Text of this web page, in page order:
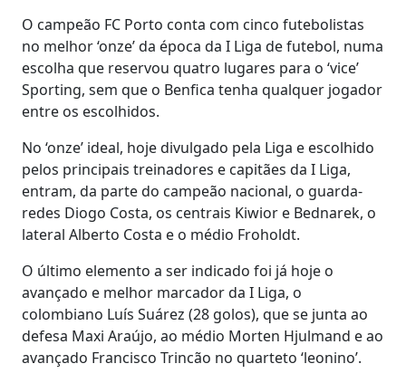
O campeão FC Porto conta com cinco futebolistas
no melhor ‘onze’ da época da I Liga de futebol, numa
escolha que reservou quatro lugares para o ‘vice’
Sporting, sem que o Benfica tenha qualquer jogador
entre os escolhidos.
No ‘onze’ ideal, hoje divulgado pela Liga e escolhido
pelos principais treinadores e capitães da I Liga,
entram, da parte do campeão nacional, o guarda-
redes Diogo Costa, os centrais Kiwior e Bednarek, o
lateral Alberto Costa e o médio Froholdt.
O último elemento a ser indicado foi já hoje o
avançado e melhor marcador da I Liga, o
colombiano Luís Suárez (28 golos), que se junta ao
defesa Maxi Araújo, ao médio Morten Hjulmand e ao
avançado Francisco Trincão no quarteto ‘leonino’.